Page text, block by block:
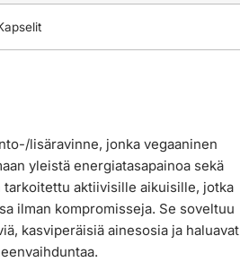
lisäravinne, jonka vegaaninen
yleistä energiatasapainoa sekä
tarkoitettu aktiivisille aikuisille, jotka
ilman kompromisseja. Se soveltuu
kasviperäisiä ainesosia ja haluavat